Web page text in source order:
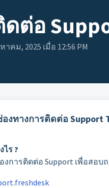
ต่อ
คม, 2025 เมื่อ 12:56 PM
องทางการติดต่อ
ร ?
การติดต่อ Support เพื่อสอ